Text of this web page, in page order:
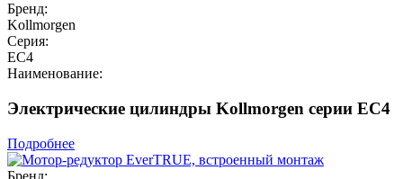
Бренд:
Kollmorgen
Серия:
EC4
Наименование:
Электрические цилиндры Kollmorgen серии EC4
Подробнее
Бренд: